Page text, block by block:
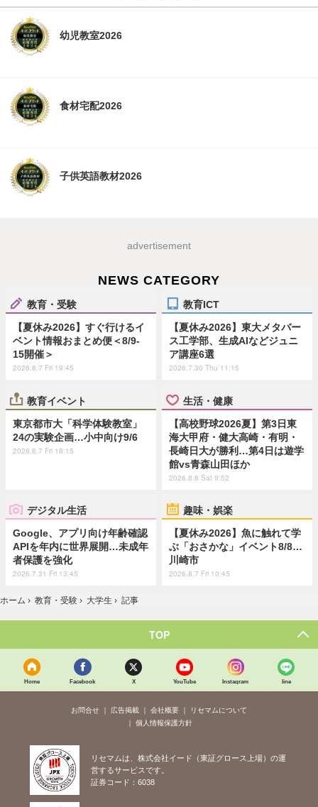
幼児教室2026
食材宅配2026
子供英語教材2026
advertisement
NEWS CATEGORY
教育・受験
【夏休み2026】すぐ行けるイ
ベント情報おまとめ便＜8/9-
15開催＞
2026.8.7 Fri 19:45
教育ICT
【夏休み2026】東大メタバー
ス工学部、生成AIなどジュニ
ア講座6選
2026.7.30 Thu 11:15
教育イベント
東京都市大「科学体験教室」
24の実験企画…小中向け9/6
2026.8.7 Fri 18:15
生活・健康
【高校野球2026夏】第3日東
海大甲府・健大高崎・有明・
長崎日大が勝利…第4日は遊学
館vs青森山田ほか
2026.8.8 Sat 9:52
デジタル生活
Google、アプリ向け年齢確認
APIを年内に世界展開…未成年
者保護を強化
2026.7.31 Fri 13:45
趣味・娯楽
【夏休み2026】魚に触れて学
ぶ「おさかな」イベント8/8…
川崎市
2026.8.7 Fri 10:45
ホーム › 教育・受験 › 大学生 › 記事
TOP
Home Facebook X YouTube Instagram line
お問合せ 広告掲載 会社概要
リセマムについて
個人情報保護方針
リセマムは、株式会社イード（東証グロース上場）の運
営するサービスです。
証券コード：6038